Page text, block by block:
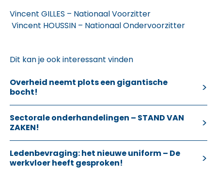
Vincent GILLES – Nationaal Voorzitter
Vincent HOUSSIN – Nationaal Ondervoorzitter
Dit kan je ook interessant vinden
Overheid neemt plots een gigantische
bocht!
Sectorale onderhandelingen – STAND VAN
ZAKEN!
Ledenbevraging: het nieuwe uniform – De
werkvloer heeft gesproken!